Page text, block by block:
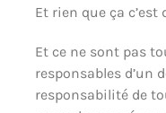
Et rien que ça
Et ce ne sont pas
responsables d’un
responsabilité de